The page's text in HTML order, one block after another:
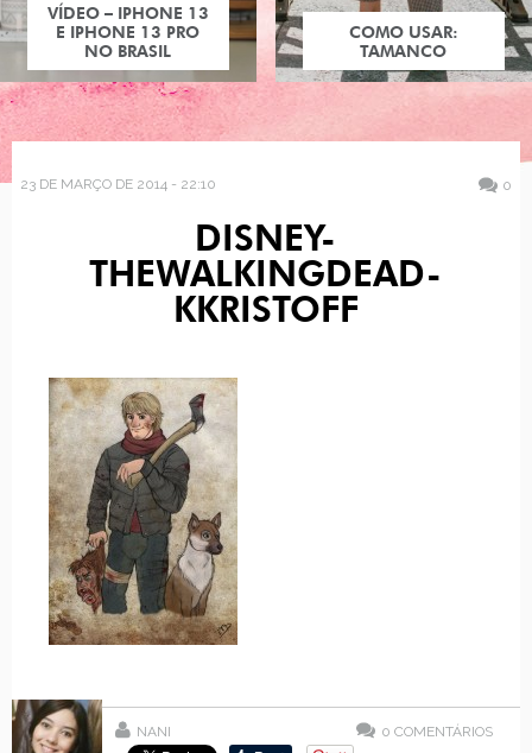
VÍDEO – IPHONE 13
E IPHONE 13 PRO
NO BRASIL
COMO USAR:
TAMANCO
23 DE MARÇO DE 2014 - 22:10 0
DISNEY-
THEWALKINGDEAD-
KKRISTOFF
NANI 0 COMENTÁRIOS